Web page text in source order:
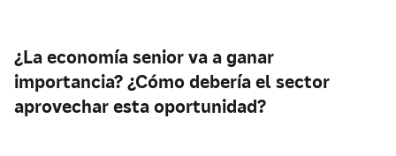
¿La economía senior va a ganar
importancia? ¿Cómo debería el sector
aprovechar esta oportunidad?